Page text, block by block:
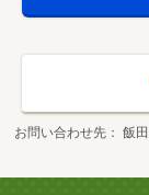
(2) じっく
(3) 納得見
上記(1)～(4)の
最寄り駅へのお
お問い合わせ先
飯